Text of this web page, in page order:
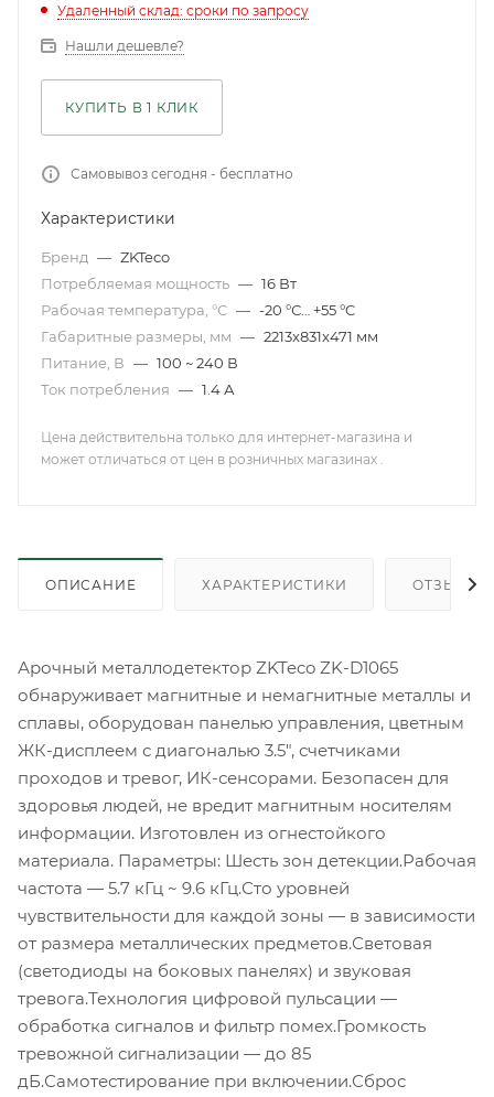
Удаленный склад: сроки по запросу
Нашли дешевле?
КУПИТЬ В 1 КЛИК
Самовывоз сегодня - бесплатно
Характеристики
Бренд — ZKTeco
Потребляемая мощность — 16 Вт
Рабочая температура, °С — -20 °С… +55 °C
Габаритные размеры, мм — 2213x831x471 мм
Питание, В — 100 ~ 240 В
Ток потребления — 1.4 А
Цена действительна только для интернет-магазина и
может отличаться от цен в розничных магазинах .
ОПИСАНИЕ ХАРАКТЕРИСТИКИ ОТЗЫВЫ
Арочный металлодетектор ZKTeco ZK-D1065
обнаруживает магнитные и немагнитные металлы и
сплавы, оборудован панелью управления, цветным
ЖК-дисплеем с диагональю 3.5", счетчиками
проходов и тревог, ИК-сенсорами. Безопасен для
здоровья людей, не вредит магнитным носителям
информации. Изготовлен из огнестойкого
материала. Параметры: Шесть зон детекции.Рабочая
частота — 5.7 кГц ~ 9.6 кГц.Сто уровней
чувствительности для каждой зоны — в зависимости
от размера металлических предметов.Световая
(светодиоды на боковых панелях) и звуковая
тревога.Технология цифровой пульсации —
обработка сигналов и фильтр помех.Громкость
тревожной сигнализации — до 85
дБ.Самотестирование при включении.Сброс